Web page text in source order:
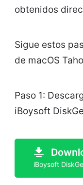
obtenidos
Sigue estos
de macOS
Paso 1:
iBoysoft
iBoysoft